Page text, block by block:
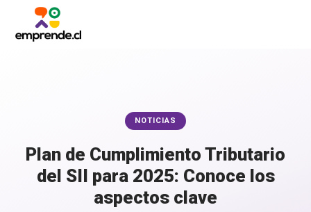
NOTICIAS
Plan de Cumplimiento Tributario
del SII para 2025: Conoce los
aspectos clave